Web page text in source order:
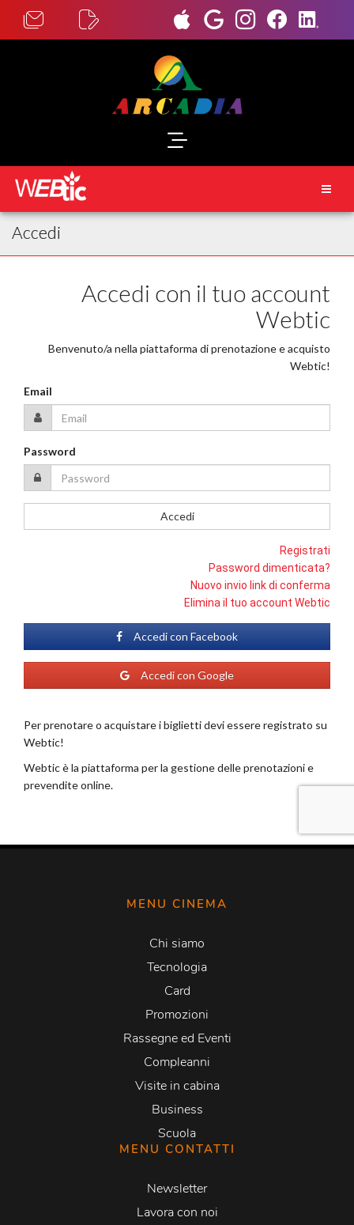
MENU CINEMA
Chi siamo
Tecnologia
Card
Promozioni
Rassegne ed Eventi
Compleanni
Visite in cabina
Business
Scuola
MENU CONTATTI
Newsletter
Lavora con noi